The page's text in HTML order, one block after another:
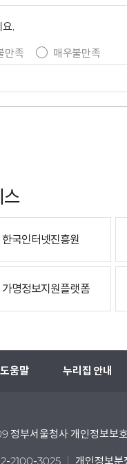
.
만족 매우불만족
한국인터넷진흥원
가명정보지원플랫폼
도움말 누리집 안내
정부서울청사 개인정보보
2100-3025 개인정보분